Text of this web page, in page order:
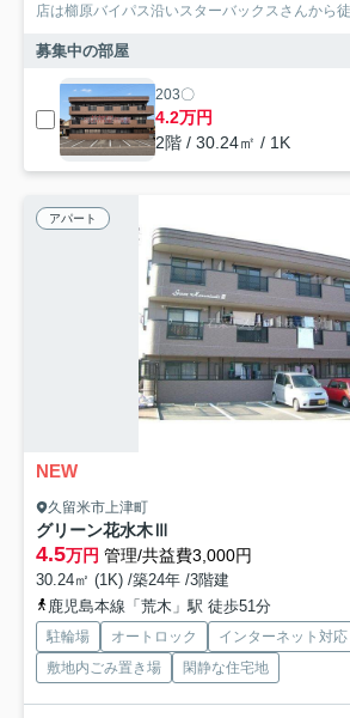
店は櫛原バイパス沿いスターバックスさんから
募集中の部屋
203〇
4.2万円
2階 / 30.24㎡ / 1K
アパート
NEW
久留米市上津町
グリーン花水木Ⅲ
4.5万円 管理/共益費3,000円
30.24㎡ (1K) /築24年 /3階建
鹿児島本線「荒木」駅 徒歩51分
駐輪場 オートロック インターネット対応
敷地内ごみ置き場
閑静な住宅地